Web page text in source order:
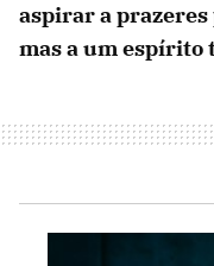
aspirar a
mas a um